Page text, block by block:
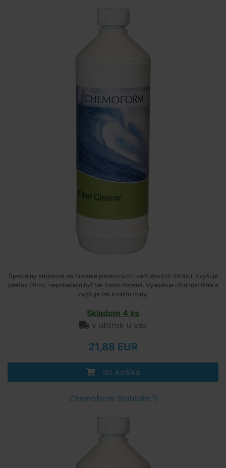
Špeciálny prípravok na čistenie pieskových i kartušových filtrácií. Zvyšuje
prietok filtrov, nepotrebujú byť tak často čistené. Vylepšuje účinnosť filtra a
zvyšuje tak kvalitu vody.
Skladom 4 ks
v utorok u vás
21,88 EUR
do košíka
Chemoform Stahlclin 1l